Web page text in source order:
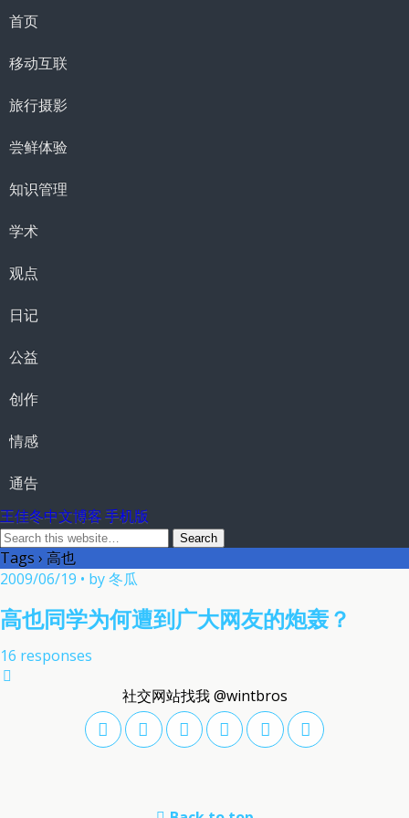
首页
移动互联
旅行摄影
尝鲜体验
知识管理
学术
观点
日记
公益
创作
情感
通告
王佳冬中文博客 手机版
Tags › 高也
2009/06/19 • by 冬瓜
高也同学为何遭到广大网友的炮轰？
16 responses
社交网站找我 @wintbros